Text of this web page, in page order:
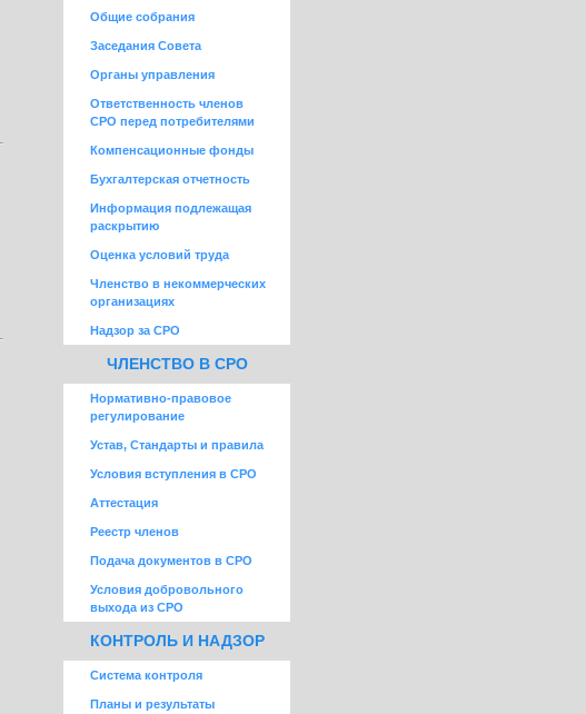
Общие собрания
Заседания Совета
Органы управления
Ответственность членов
СРО перед потребителями
Компенсационные фонды
Бухгалтерская отчетность
Информация подлежащая
раскрытию
Оценка условий труда
Членство в некоммерческих
организациях
Надзор за СРО
ЧЛЕНСТВО В СРО
Нормативно-правовое
регулирование
Устав, Стандарты и правила
Условия вступления в СРО
Аттестация
Реестр членов
Подача документов в СРО
Условия добровольного
выхода из СРО
КОНТРОЛЬ И НАДЗОР
Система контроля
Планы и результаты